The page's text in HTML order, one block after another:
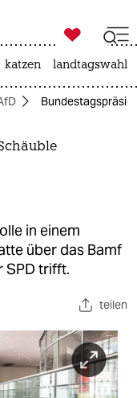

taz zahl ich
katzen landtagswahl
in einem
über das Bamf
SPD trifft.
teilen